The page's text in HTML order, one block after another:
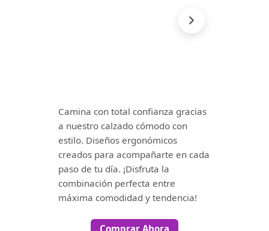
Camina con total confianza gracias
a nuestro calzado cómodo con
estilo. Diseños ergonómicos
creados para acompañarte en cada
paso de tu día. ¡Disfruta la
combinación perfecta entre
máxima comodidad y tendencia!
Comprar Ahora